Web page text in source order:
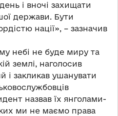
і вночі захищати
держави. Бути
нації», – зазначив
небі не буде миру та
землі, наголосив
і закликав ушанувати
назвав їх янголами-
ми не маємо права